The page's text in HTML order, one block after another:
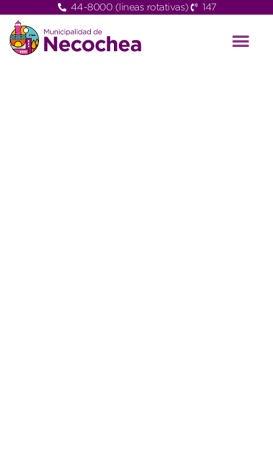
44-8000 (lineas rotativas) 147